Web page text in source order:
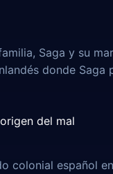
Saga y su
donde Saga
del mal
colonial español